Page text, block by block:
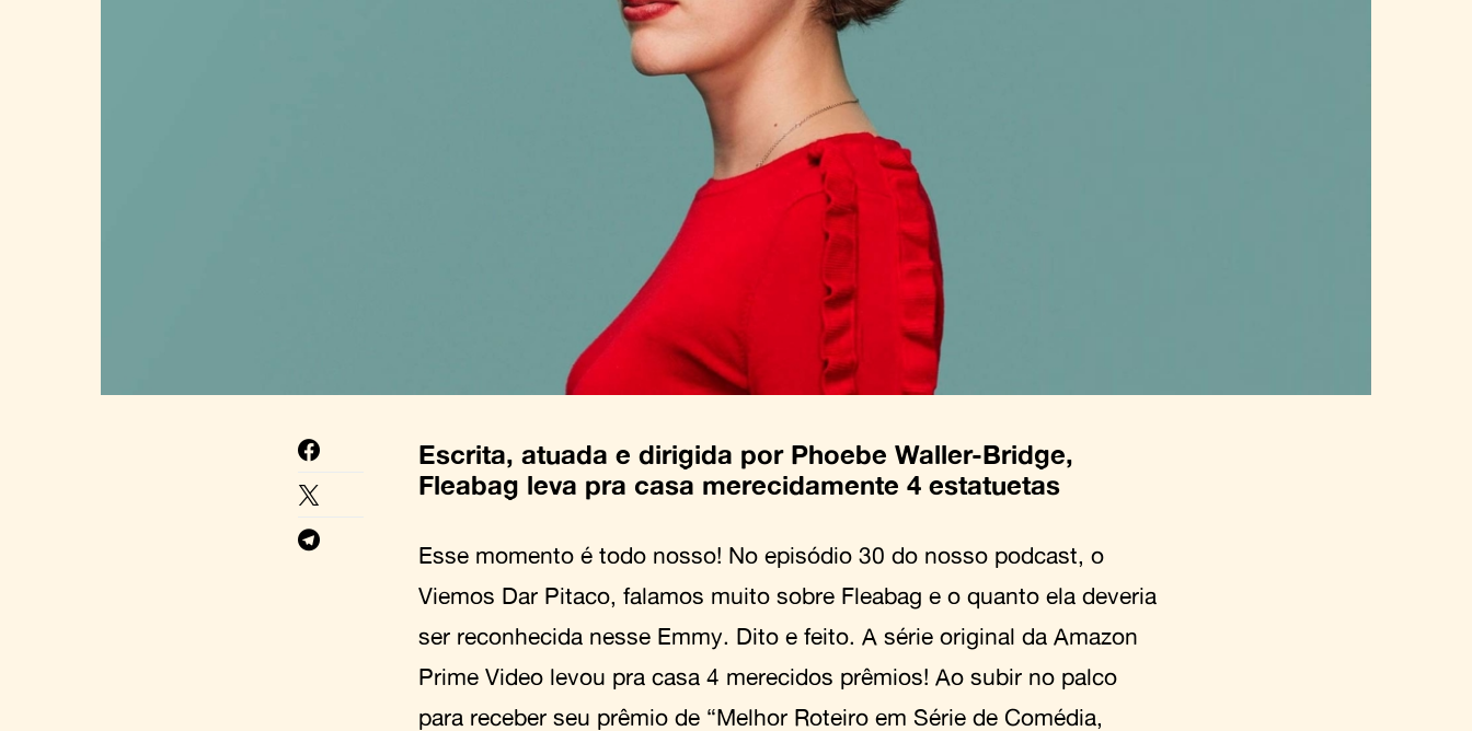
Escrita, atuada e dirigida por Phoebe Waller-Bridge,
Fleabag leva pra casa merecidamente 4 estatuetas
Esse momento é todo nosso! No episódio 30 do nosso podcast, o
Viemos Dar Pitaco, falamos muito sobre Fleabag e o quanto ela deveria
ser reconhecida nesse Emmy. Dito e feito. A série original da Amazon
Prime Video levou pra casa 4 merecidos prêmios! Ao subir no palco
para receber seu prêmio de “Melhor Roteiro em Série de Comédia,